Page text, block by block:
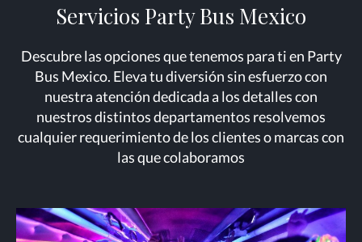
Servicios Party Bus Mexico
Descubre las opciones que tenemos para ti en Party
Bus Mexico. Eleva tu diversión sin esfuerzo con
nuestra atención dedicada a los detalles con
nuestros distintos departamentos resolvemos
cualquier requerimiento de los clientes o marcas con
las que colaboramos